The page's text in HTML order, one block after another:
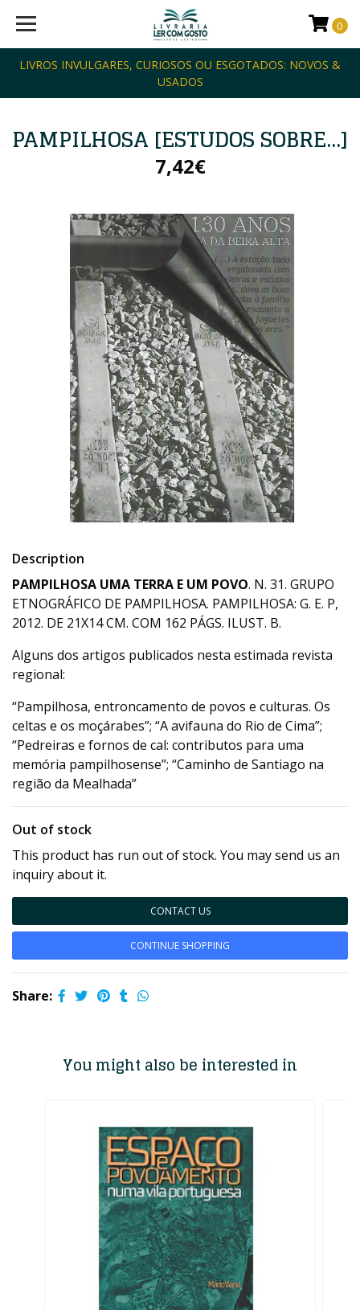
LIVROS INVULGARES, CURIOSOS OU ESGOTADOS: NOVOS &
USADOS
0
PAMPILHOSA [ESTUDOS SOBRE...]
7,42€
Description
PAMPILHOSA UMA TERRA E UM POVO. N. 31. GRUPO
ETNOGRÁFICO DE PAMPILHOSA. PAMPILHOSA: G. E. P,
2012. DE 21X14 CM. COM 162 PÁGS. ILUST. B.
Alguns dos artigos publicados nesta estimada revista
regional:
“Pampilhosa, entroncamento de povos e culturas. Os
celtas e os moçárabes”; “A avifauna do Rio de Cima”;
“Pedreiras e fornos de cal: contributos para uma
memória pampilhosense”; “Caminho de Santiago na
região da Mealhada”
Out of stock
This product has run out of stock. You may send us an
inquiry about it.
CONTACT US
CONTINUE SHOPPING
Share:
You might also be interested in